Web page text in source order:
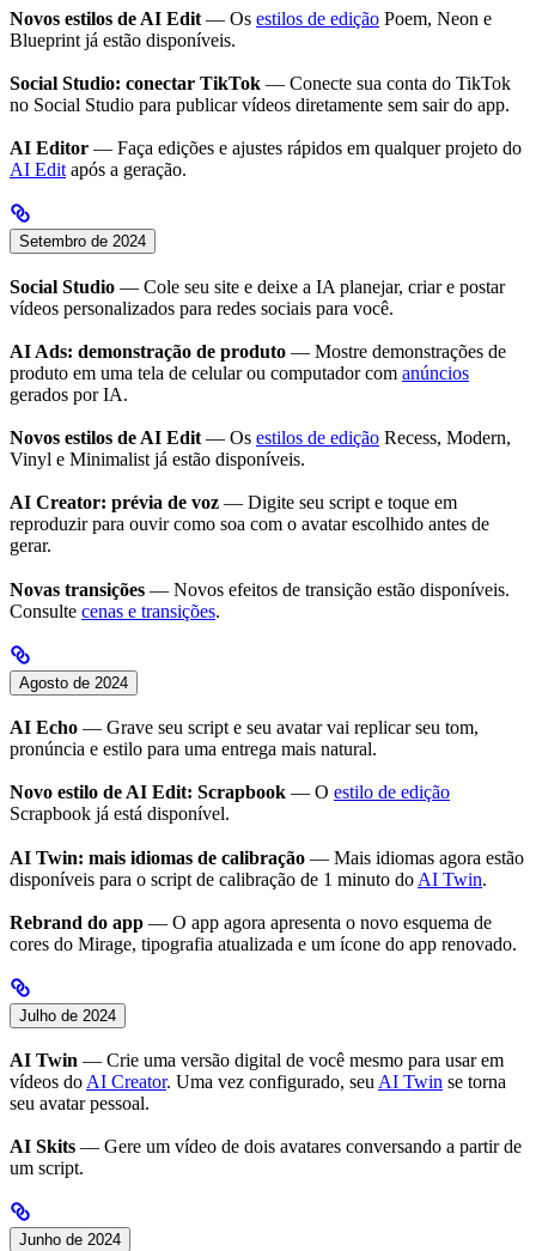
Novos estilos de AI Edit — Os estilos de edição Poem, Neon e
Blueprint já estão disponíveis.
Social Studio: conectar TikTok — Conecte sua conta do TikTok
no Social Studio para publicar vídeos diretamente sem sair do app.
AI Editor — Faça edições e ajustes rápidos em qualquer projeto do
AI Edit após a geração.
Setembro de 2024
Social Studio — Cole seu site e deixe a IA planejar, criar e postar
vídeos personalizados para redes sociais para você.
AI Ads: demonstração de produto — Mostre demonstrações de
produto em uma tela de celular ou computador com anúncios
gerados por IA.
Novos estilos de AI Edit — Os estilos de edição Recess, Modern,
Vinyl e Minimalist já estão disponíveis.
AI Creator: prévia de voz — Digite seu script e toque em
reproduzir para ouvir como soa com o avatar escolhido antes de
gerar.
Novas transições — Novos efeitos de transição estão disponíveis.
Consulte cenas e transições.
Agosto de 2024
AI Echo — Grave seu script e seu avatar vai replicar seu tom,
pronúncia e estilo para uma entrega mais natural.
Novo estilo de AI Edit: Scrapbook — O estilo de edição
Scrapbook já está disponível.
AI Twin: mais idiomas de calibração — Mais idiomas agora estão
disponíveis para o script de calibração de 1 minuto do AI Twin.
Rebrand do app — O app agora apresenta o novo esquema de
cores do Mirage, tipografia atualizada e um ícone do app renovado.
Julho de 2024
AI Twin — Crie uma versão digital de você mesmo para usar em
vídeos do AI Creator. Uma vez configurado, seu AI Twin se torna
seu avatar pessoal.
AI Skits — Gere um vídeo de dois avatares conversando a partir de
um script.
Junho de 2024